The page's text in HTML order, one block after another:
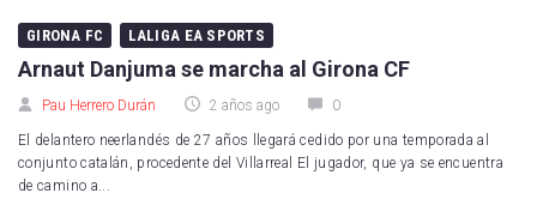
GIRONA FC LALIGA EA SPORTS
Arnaut Danjuma se marcha al Girona CF
Pau Herrero Durán 2 años ago 0
El delantero neerlandés de 27 años llegará cedido por una temporada al
conjunto catalán, procedente del Villarreal El jugador, que ya se encuentra
de camino a...